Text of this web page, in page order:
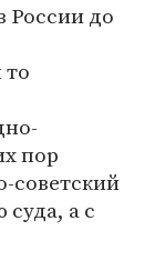
России до
то
пор
советский
а с